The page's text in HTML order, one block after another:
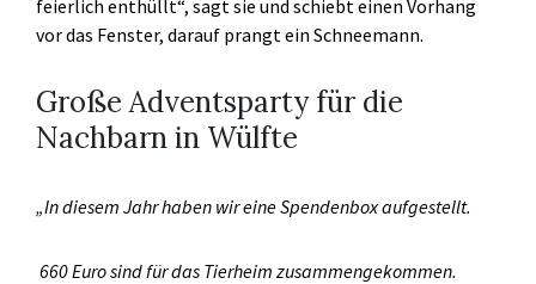
feierlich enthüllt“, sagt sie und schiebt einen Vorhang
vor das Fenster, darauf prangt ein Schneemann.
Große Adventsparty für die
Nachbarn in Wülfte
„In diesem Jahr haben wir eine Spendenbox aufgestellt.
660 Euro sind für das Tierheim zusammengekommen.